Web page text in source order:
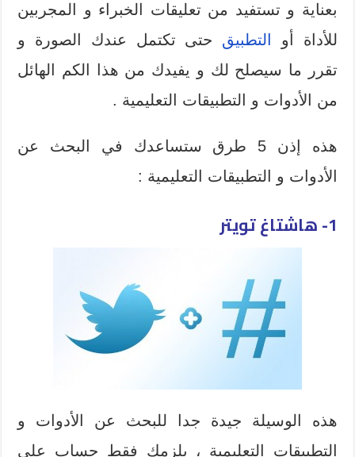
بعناية و تستفيد من تعليقات الخبراء و المجربين
للأداة أو
التطبيق حتى تكتمل عندك الصورة و
تقرر ما سيصلح لك و يفيدك من هذا الكم الهائل
من الأدوات و التطبيقات التعليمية .
هذه إذن 5 طرق ستساعدك في البحث عن
الأدوات و التطبيقات التعليمية :
1- هاشتاغ تويتر
هذه الوسيلة جيدة جدا للبحث عن الأدوات و
التطبيقات التعليمية ، يلزمك فقط حساب على